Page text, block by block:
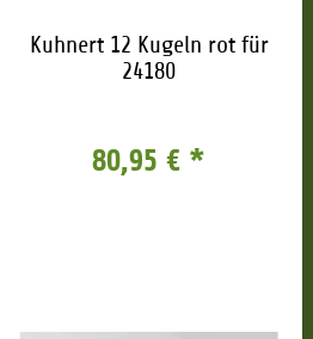
Kuhnert 12 Kugeln rot für
24180
80,95 € *